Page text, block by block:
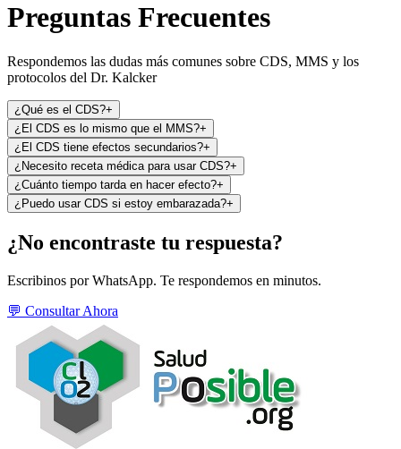
Preguntas Frecuentes
Respondemos las dudas más comunes sobre CDS, MMS y los
protocolos del Dr. Kalcker
¿Qué es el CDS?+
¿El CDS es lo mismo que el MMS?+
¿El CDS tiene efectos secundarios?+
¿Necesito receta médica para usar CDS?+
¿Cuánto tiempo tarda en hacer efecto?+
¿Puedo usar CDS si estoy embarazada?+
¿No encontraste tu respuesta?
Escribinos por WhatsApp. Te respondemos en minutos.
💬 Consultar Ahora